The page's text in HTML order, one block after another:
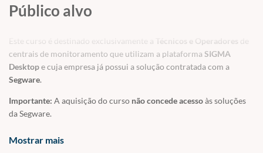
Público alvo
Este curso é destinado exclusivamente a Técnicos e Operadores de
centrais de monitoramento que utilizam a plataforma SIGMA
Desktope cuja empresa já possui a solução contratada com a
Segware.
Importante: A aquisição do curso não concede acessoàs soluções
da Segware.
Mostrar mais